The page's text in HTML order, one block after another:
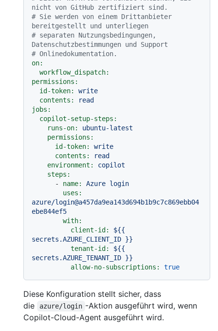
nicht von GitHub zertifiziert sind.
# Sie werden von einem Drittanbieter
bereitgestellt und unterliegen
# separaten Nutzungsbedingungen,
Datenschutzbestimmungen und Support
# Onlinedokumentation.
on:
workflow_dispatch:
permissions:
id-token:
write
contents:
read
jobs:
copilot-setup-steps:
runs-on:
ubuntu-latest
permissions:
id-token:
write
contents:
read
environment:
copilot
steps:
-
name: Azure login
uses:
azure/login@a457da9ea143d694b1b9c7c869ebb04
ebe844ef5
with:
client-id:
${{
secrets.AZURE_CLIENT_ID }}
tenant-id:
${{
secrets.AZURE_TENANT_ID }}
allow-no-subscriptions:
true
Diese Konfiguration stellt sicher, dass
die
azure/login -Aktion ausgeführt wird, wenn
Copilot-Cloud-Agent ausgeführt wird.